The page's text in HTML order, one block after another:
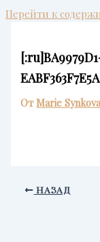
Перейти к
ОтMarie
НАЗАД